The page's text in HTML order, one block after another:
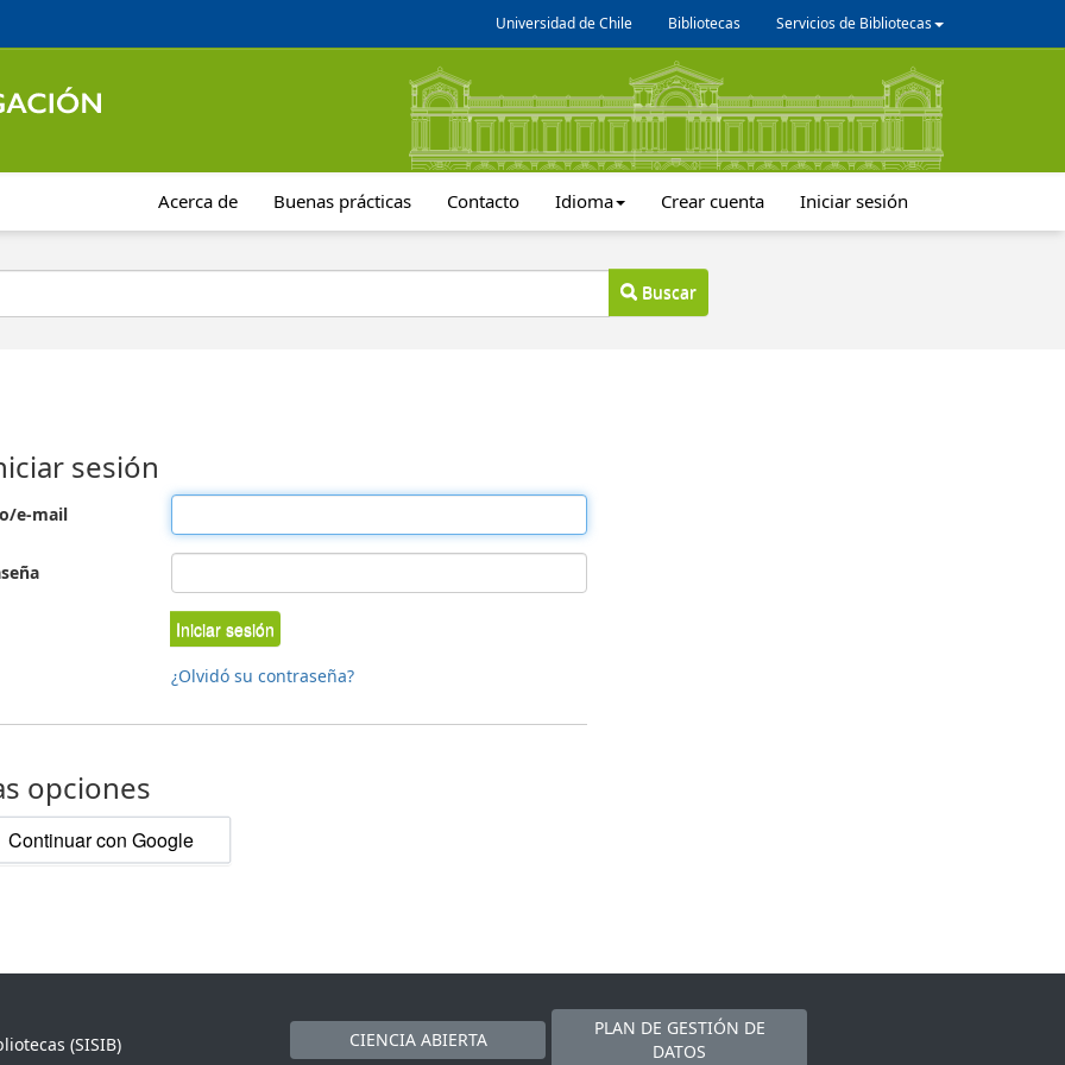
Universidad de Chile Bibliotecas Servicios de Bibliotecas
Acerca de Buenas prácticas Contacto Idioma Crear cuenta Iniciar sesión
Buscar
sesión
e-mail
Iniciar sesión
¿Olvidó su contraseña?
opciones
Continuar con Google
(SISIB)
CIENCIA ABIERTA
PLAN DE GESTIÓN DE
DATOS